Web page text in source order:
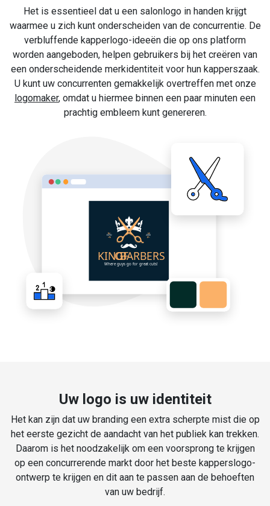
Het is essentieel dat u een salonlogo in handen krijgt
waarmee u zich kunt onderscheiden van de concurrentie. De
verbluffende kapperlogo-ideeën die op ons platform
worden aangeboden, helpen gebruikers bij het creëren van
een onderscheidende merkidentiteit voor hun kapperszaak.
U kunt uw concurrenten gemakkelijk overtreffen met onze
logomaker, omdat u hiermee binnen een paar minuten een
prachtig embleem kunt genereren.
Uw logo is uw identiteit
Het kan zijn dat uw branding een extra scherpte mist die op
het eerste gezicht de aandacht van het publiek kan trekken.
Daarom is het noodzakelijk om een voorsprong te krijgen
op een concurrerende markt door het beste kapperslogo-
ontwerp te krijgen en dit aan te passen aan de behoeften
van uw bedrijf.